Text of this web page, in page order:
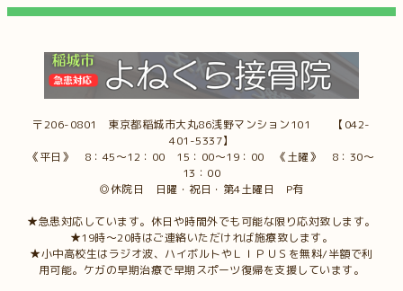
〒206-0801 東京都稲城市大丸86浅野マンション101 【042-
401-5337】
《平日》 8：45～12：00 15：00～19：00 《土曜》 8：30～
13：00
◎休院日 日曜・祝日・第4土曜日 P有
★急患対応しています。休日や時間外でも可能な限り応対致します。
★19時～20時はご連絡いただければ施療致します。
★小中高校生はラジオ波、ハイボルトやＬＩＰＵＳを無料/半額で利
用可能。ケガの早期治療で早期スポーツ復帰を支援しています。